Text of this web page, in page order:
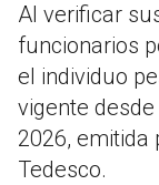
Al verificar
funcionarios
el individuo
vigente
2026, emitida
Tedesco.